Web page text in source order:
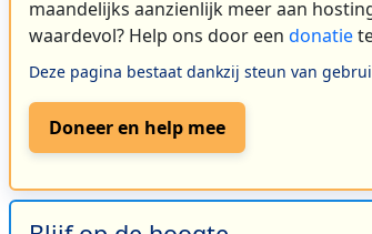
maandelijks aanzienlijk meer aan
waardevol? Help ons door een donatie
Deze pagina bestaat dankzij steun van
Doneer en help mee